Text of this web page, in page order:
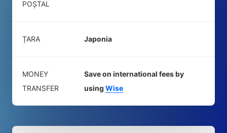
POŞTAL
ȚARA Japonia
MONEY
TRANSFER
Save on international fees by
using Wise